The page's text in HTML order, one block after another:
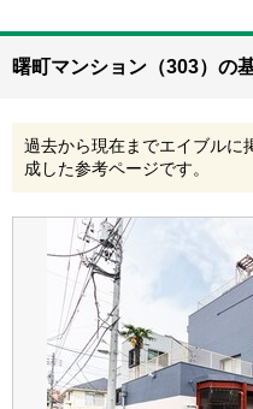
曙町マンション（303）の
過去から現在までエイブルに
成した参考ページです。